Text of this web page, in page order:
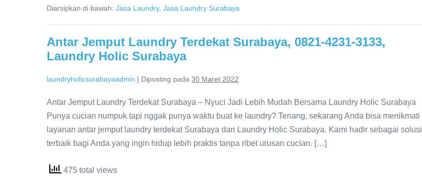
Jemput
Surabaya,
3133,
Laundry
Holic
Surabaya
Diarsipkan di bawah: Jasa Laundry, Jasa Laundry Surabaya
Antar Jemput Laundry Terdekat Surabaya, 0821-4231-3133,
Laundry Holic Surabaya
laundryholicsurabayaadmin | Diposting pada 30 Maret 2022
Antar Jemput Laundry Terdekat Surabaya – Nyuci Jadi Lebih Mudah Bersama Laundry Holic Surabaya
Punya cucian numpuk tapi nggak punya waktu buat ke laundry? Tenang, sekarang Anda bisa menikmati
layanan antar jemput laundry terdekat Surabaya dari Laundry Holic Surabaya. Kami hadir sebagai solusi
terbaik bagi Anda yang ingin hidup lebih praktis tanpa ribet urusan cucian. […]
475 total views